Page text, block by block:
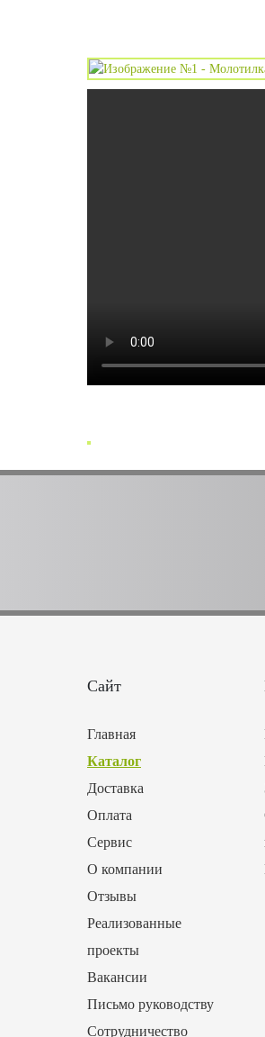
Сайт
Главная
Каталог
Доставка
Оплата
Сервис
О компании
Отзывы
Реализованные
проекты
Вакансии
Письмо руководству
Сотрудничество